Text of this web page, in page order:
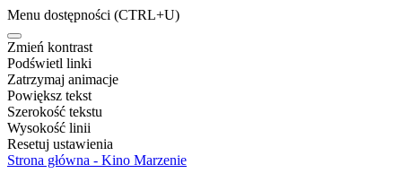
Menu dostępności (CTRL+U)
Zmień kontrast
Podświetl linki
Zatrzymaj animacje
Powiększ tekst
Szerokość tekstu
Wysokość linii
Resetuj ustawienia
Strona główna - Kino Marzenie